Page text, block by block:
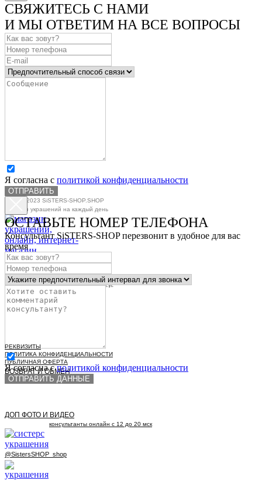
© 2020-2023 SiSTERS-SHOP.SHOP
Магазин украшений на каждый день
КАТАЛОГ
Для SiSTERS
info@sisters-shop.shop
УПАКОВКА
ДОСТАВКА
КОЛЛЕКЦИИ
РЕКВИЗИТЫ
ПОЛИТИКА КОНФИДЕНЦИАЛЬНОСТИ
ПУБЛИЧНАЯ ОФЕРТА
ВОЗВРАТ И ОБМЕН
ДОП ФОТО И ВИДЕО
консультанты онлайн с 12 до 20 мск
@SistersSHOP_shop
СВЯЖИТЕСЬ С НАМИ
И МЫ ОТВЕТИМ НА ВСЕ ВОПРОСЫ
Я согласна с политикой конфиденциальности
ОТПРАВИТЬ
ОСТАВЬТЕ НОМЕР ТЕЛЕФОНА
Консультант SiSTERS-SHOP перезвонит в удобное для вас
время
Я согласна сполитикой конфиденциальности
ОТПРАВИТЬ ДАННЫЕ